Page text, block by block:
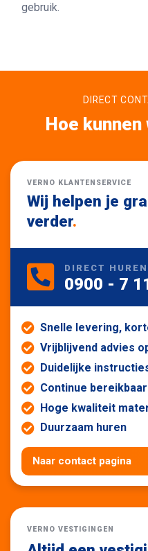
gebruik.
DIRECT
Hoe kunnen
VERNO KLANTENSERVICE
Wij helpen je
verder.
DIRECT
0900 - 7
Snelle levering,
Vrijblijvend advies
Duidelijke
Continue
Hoge kwaliteit
Duurzaam huren
Naar contact pagina
VERNO VESTIGINGEN